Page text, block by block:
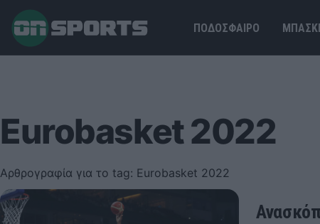
ΠΟΔΟΣΦΑΙΡΟ
Eurobasket 2022
Αρθρογραφία για το tag: Eurobasket 2022